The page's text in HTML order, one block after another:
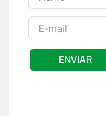
ENVIAR